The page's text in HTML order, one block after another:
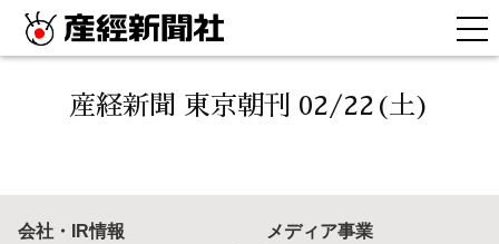
産経新聞 東京朝刊 02/22(土)
会社・IR情報 メディア事業